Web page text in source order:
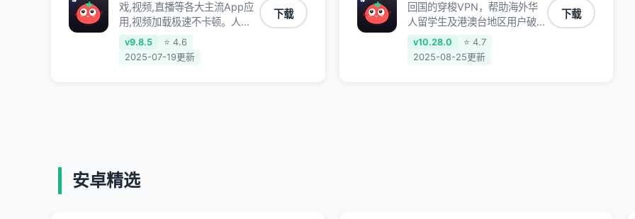
乐视频加速服务，可以在海外或
港澳台地区流畅加速国服游戏和
音视频服务，提供专业稳定的全
球回国线路和游戏加速专线。能
戏,视频,直播等各大主流App应
用,视频加载极速不卡顿。人在
海外听歌,玩国服游戏 简单易
用。
v9.8.5
⭐ 4.6
2025-07-19更新
下载
回国的穿梭VPN，帮助海外华
人留学生及港澳台地区用户破除
地区版权限制问题，一键降低游
戏延迟，加速访问中国网站、游
v10.28.0
⭐ 4.7
2025-08-25更新
下载
安卓精选